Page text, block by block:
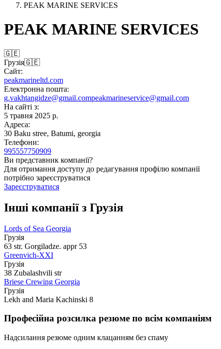
PEAK MARINE SERVICES
PEAK MARINE SERVICES
🇬🇪
Грузія🇬🇪
Сайт:
peakmarineltd.com
Електронна пошта:
g.vakhtangidze@gmail.compeakmarineservice@gmail.com
На сайті з:
5 травня 2025 р.
Адреса:
30 Baku stree, Batumi, georgia
Телефони:
995557750909
Ви представник компанії?
Для отримання доступу до редагування профілю компанії
потрібно зареєструватися
Зареєструватися
Інші компанії з Грузія
Lords of Sea Georgia
Грузія
63 str. Gorgiladze. appr 53
Greenvich-XXI
Грузія
38 Zubalashvili str
Briese Crewing Georgia
Грузія
Lekh and Maria Kachinski 8
Професійна розсилка резюме по всім компаніям
Надсилання резюме одним клацанням без спаму